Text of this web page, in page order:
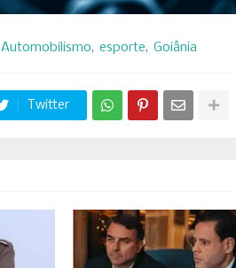
Automobilismo esporte Goiânia
Twitter